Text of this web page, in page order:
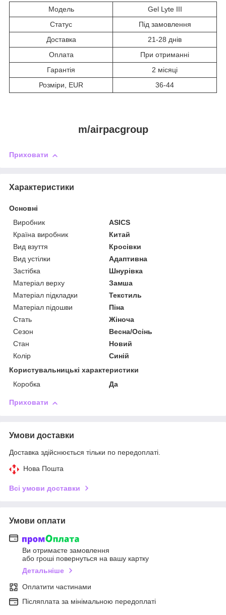
Модель
Gel Lyte III
Статус
Під замовлення
Доставка
21-28 днів
Оплата
При отриманні
Гарантія
2 місяці
Розміри, EUR
36-44
m/airpacgroup
Приховати
Характеристики
Основні
Виробник
ASICS
Країна виробник
Китай
Вид взуття
Кросівки
Вид устілки
Адаптивна
Застібка
Шнурівка
Матеріал верху
Замша
Матеріал підкладки
Текстиль
Матеріал підошви
Піна
Стать
Жіноча
Сезон
Весна/Осінь
Стан
Новий
Колір
Синій
Користувальницькі характеристики
Коробка
Да
Приховати
Умови доставки
Доставка здійснюється тільки по передоплаті.
Нова Пошта
Всі умови доставки
Умови оплати
Ви отримаєте замовлення
або гроші повернуться на вашу картку
Детальніше
Оплатити частинами
Післяплата за мінімальною передоплаті